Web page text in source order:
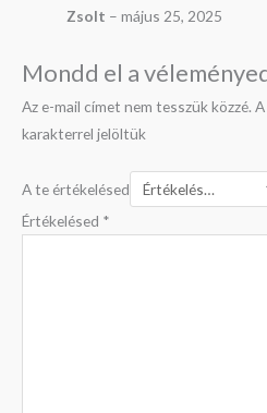
Zsolt – május 25, 2025
Mondd el a
Az e-mail címet nem tesszük közzé.
karakterrel jelöltük
A te értékelésed
Értékelésed *